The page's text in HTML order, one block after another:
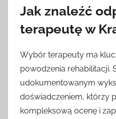
Jak znaleźć
terapeutę w
Wybór terapeuty ma
powodzenia rehabilitacji.
udokumentowanym
doświadczeniem, którzy
kompleksową ocenę i